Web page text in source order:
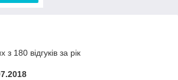
180 відгуків за рік